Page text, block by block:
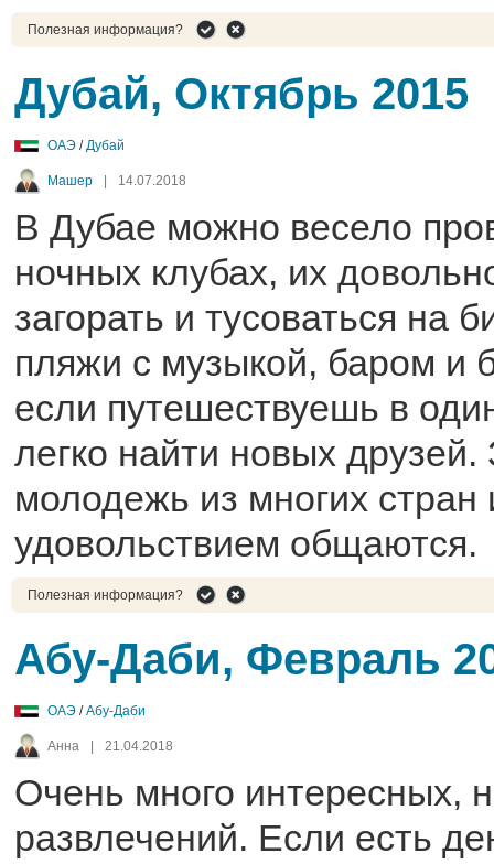
Полезная информация?
Дубай, Октябрь 2015
ОАЭ /Дубай
Машер 14.07.2018
В Дубае можно весело
ночных клубах, их
загорать и тусоваться на
пляжи с музыкой, баром и
если путешествуешь в
легко найти новых друзей.
молодежь из многих стран
удовольствием общаются.
Полезная информация?
Абу-Даби, Февраль
ОАЭ /Абу-Даби
Анна 21.04.2018
Очень много интересных,
развлечений. Если есть